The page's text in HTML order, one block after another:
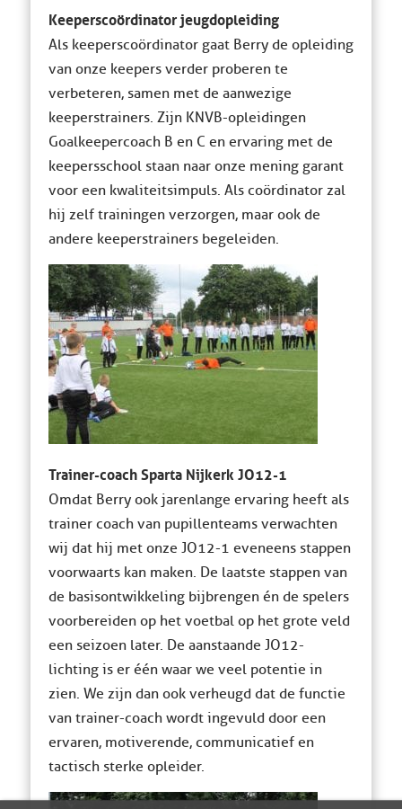
Keeperscoördinator jeugdopleiding
Als keeperscoördinator gaat Berry de opleiding
van onze keepers verder proberen te
verbeteren, samen met de aanwezige
keeperstrainers. Zijn KNVB-opleidingen
Goalkeepercoach B en C en ervaring met de
keepersschool staan naar onze mening garant
voor een kwaliteitsimpuls. Als coördinator zal
hij zelf trainingen verzorgen, maar ook de
andere keeperstrainers begeleiden.
Trainer-coach Sparta Nijkerk JO12-1
Omdat Berry ook jarenlange ervaring heeft als
trainer coach van pupillenteams verwachten
wij dat hij met onze JO12-1 eveneens stappen
voorwaarts kan maken. De laatste stappen van
de basisontwikkeling bijbrengen én de spelers
voorbereiden op het voetbal op het grote veld
een seizoen later. De aanstaande JO12-
lichting is er één waar we veel potentie in
zien. We zijn dan ook verheugd dat de functie
van trainer-coach wordt ingevuld door een
ervaren, motiverende, communicatief en
tactisch sterke opleider.